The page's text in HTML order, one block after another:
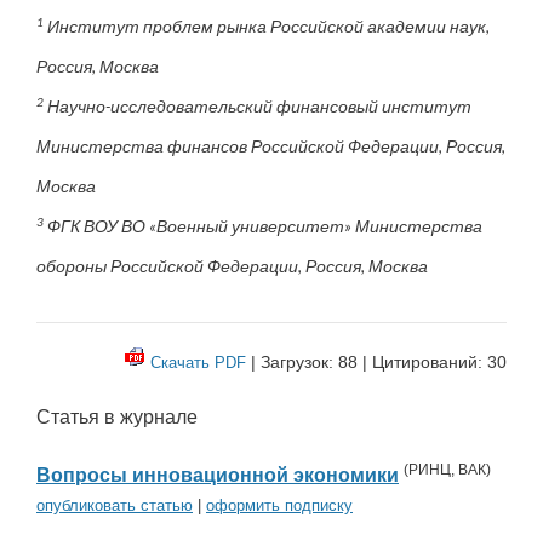
1 Институт проблем рынка Российской академии наук,
Россия, Москва
2 Научно-исследовательский финансовый институт
Министерства финансов Российской Федерации, Россия,
Москва
3 ФГК ВОУ ВО «Военный университет» Министерства
обороны Российской Федерации, Россия, Москва
Скачать PDF | Загрузок: 88 | Цитирований: 30
Статья в журнале
Вопросы инновационной экономики (РИНЦ, ВАК)
опубликовать статью оформить подписку